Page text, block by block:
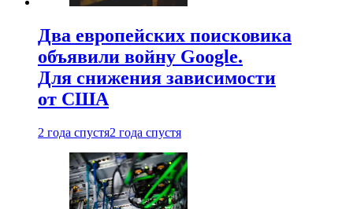
Два европейских поисковика
объявили войну Google.
Для снижения зависимости
от США
2 года спустя2 года спустя